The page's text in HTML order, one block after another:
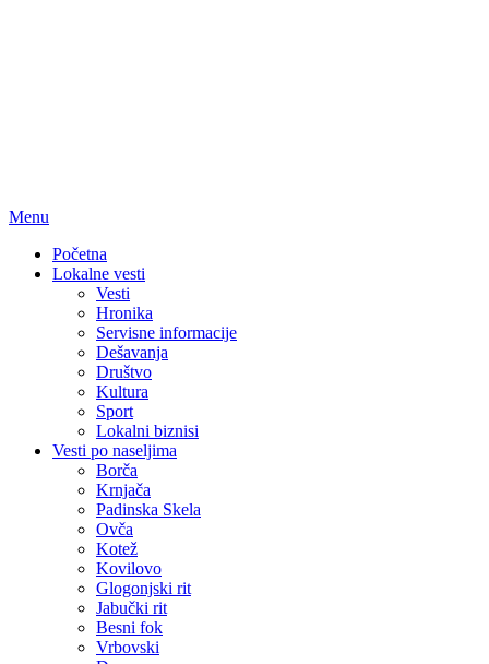
Menu
Početna
Lokalne vesti
Vesti
Hronika
Servisne informacije
Dešavanja
Društvo
Kultura
Sport
Lokalni biznisi
Vesti po naseljima
Borča
Krnjača
Padinska Skela
Ovča
Kotež
Kovilovo
Glogonjski rit
Jabučki rit
Besni fok
Vrbovski